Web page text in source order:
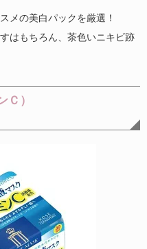
メの美白パックを厳選！
はもちろん、茶色いニキビ跡
Ｃ）